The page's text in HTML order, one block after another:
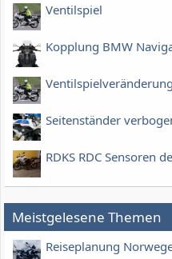
Ventilspiel
Kopplung BMW
Ventilspielveränderung
Seitenständer
RDKS RDC Sensoren
Meistgelesene Themen
Reiseplanung